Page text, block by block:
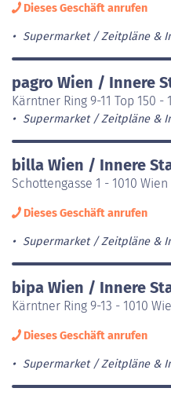
Dieses Geschäft anrufen
Supermarket Zeitpläne &
pagro Wien / Innere
Kärntner Ring 9-11 Top 150
Supermarket Zeitpläne &
billa Wien / Innere
Schottengasse 1 - 1010
Dieses Geschäft anrufen
Supermarket Zeitpläne &
bipa Wien / Innere
Kärntner Ring 9-13 - 1010
Dieses Geschäft anrufen
Supermarket Zeitpläne &